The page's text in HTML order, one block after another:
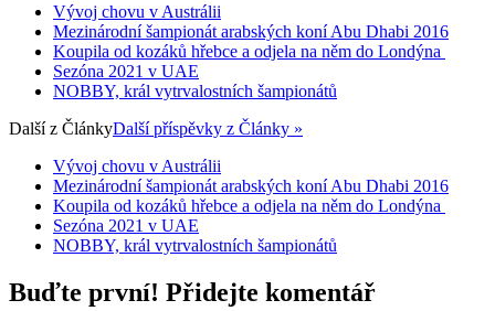
Vývoj chovu v Austrálii
Mezinárodní šampionát arabských koní Abu Dhabi 2016
Koupila od kozáků hřebce a odjela na něm do Londýna
Sezóna 2021 v UAE
NOBBY, král vytrvalostních šampionátů
Další z ČlánkyDalší příspěvky z Články »
Vývoj chovu v Austrálii
Mezinárodní šampionát arabských koní Abu Dhabi 2016
Koupila od kozáků hřebce a odjela na něm do Londýna
Sezóna 2021 v UAE
NOBBY, král vytrvalostních šampionátů
Buďte první! Přidejte komentář